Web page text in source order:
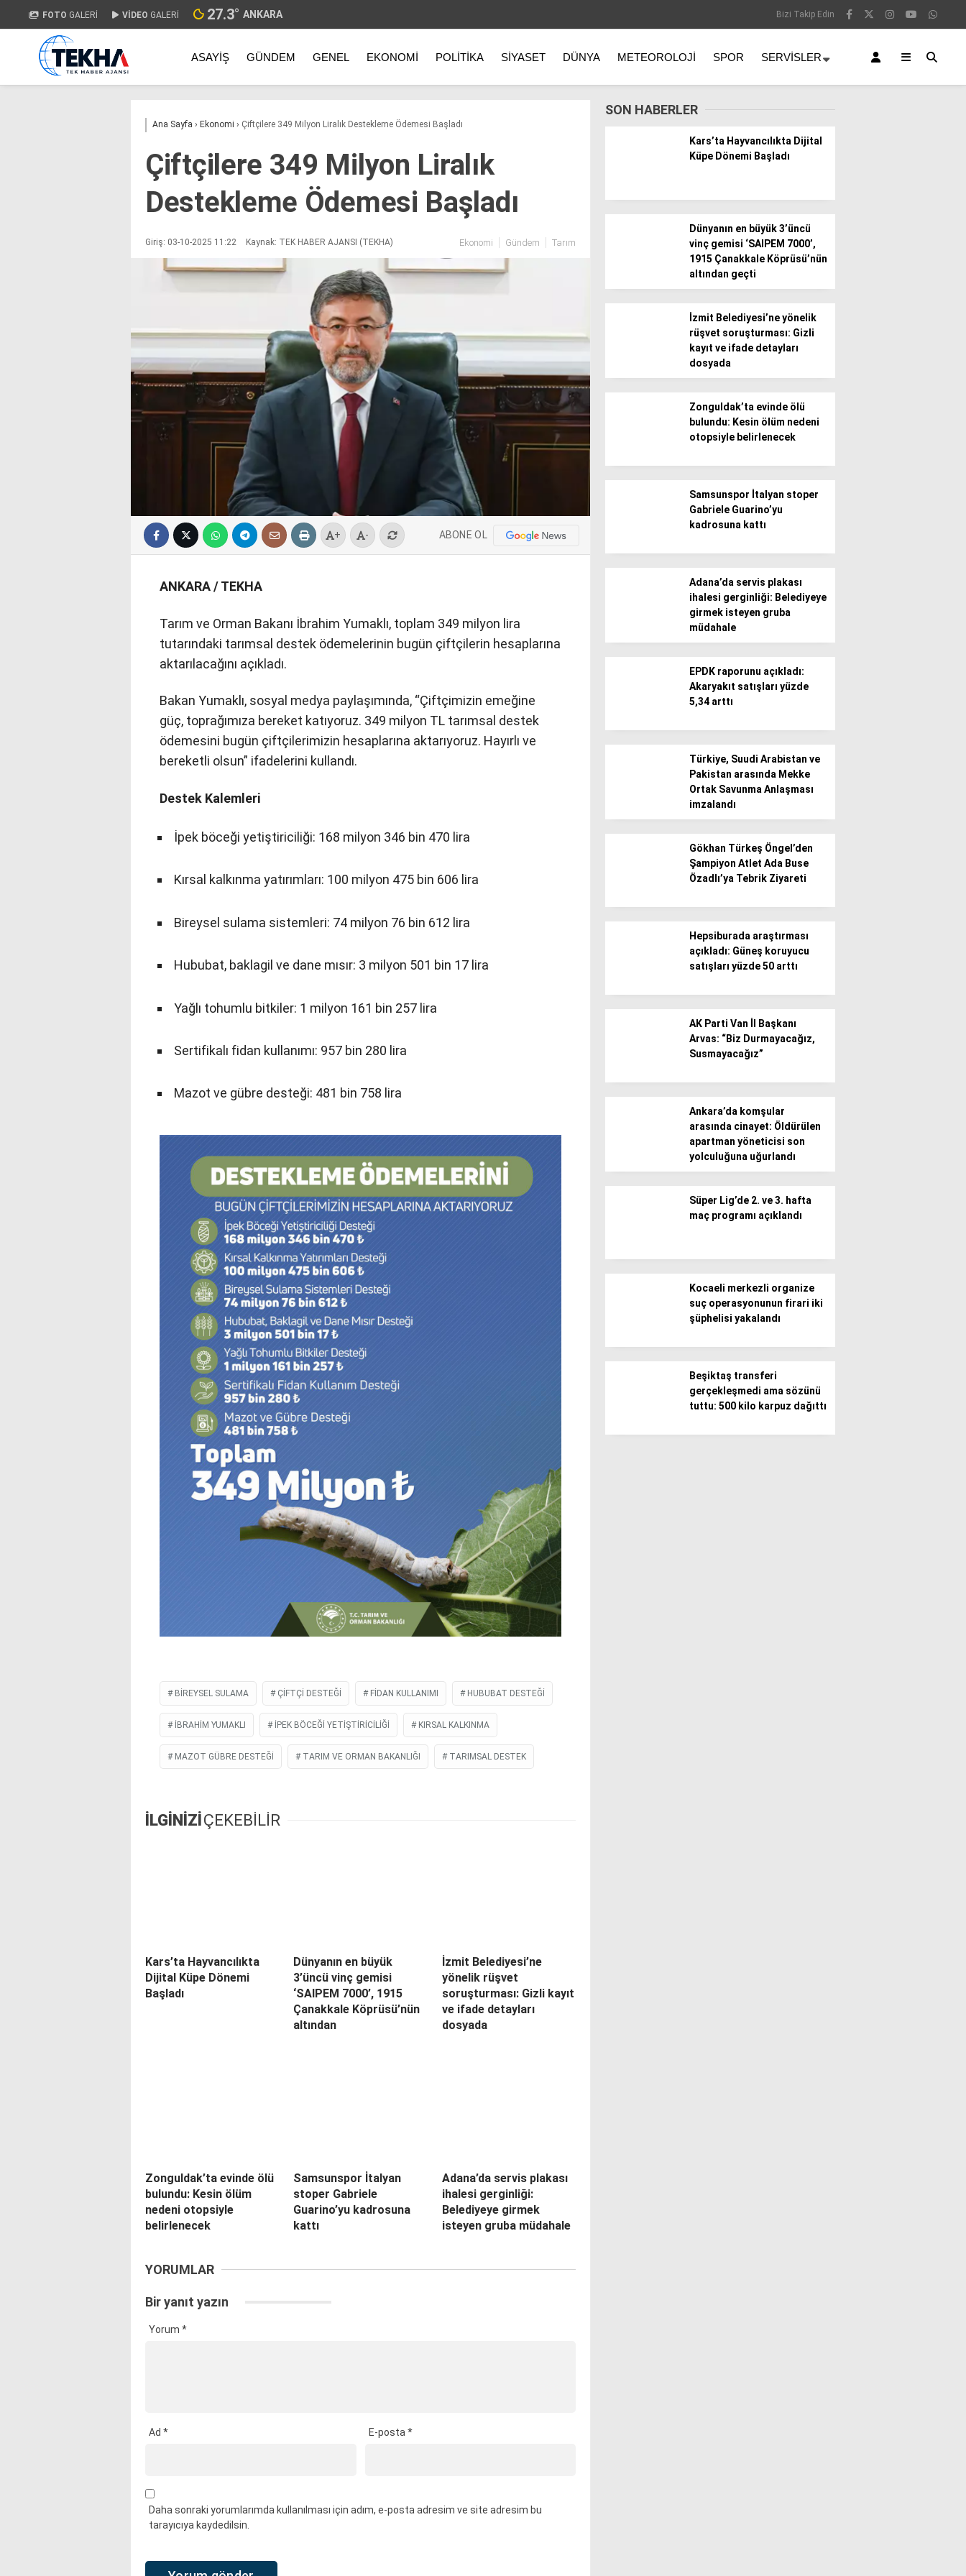
Politika / Siyaset
Magazin
FOTO GALERİ VİDEO GALERİ 27.3° ANKARA Bizi Takip Edin
ASAYIŞ GÜNDEM GENEL EKONOMI POLITIKA SIYASET DÜNYA METEOROLOJI SPOR SERVISLER
Ana Sayfa › Ekonomi › Çiftçilere 349 Milyon Liralık Destekleme Ödemesi Başladı
Çiftçilere 349 Milyon Liralık
Destekleme Ödemesi Başladı
Giriş: 03-10-2025 11:22 Kaynak: TEK HABER AJANSI (TEKHA) Ekonomi Gündem Tarım
+ - ABONE OL
ANKARA / TEKHA
Tarım ve Orman Bakanı İbrahim Yumaklı, toplam 349 milyon lira
tutarındaki tarımsal destek ödemelerinin bugün çiftçilerin hesaplarına
aktarılacağını açıkladı.
Bakan Yumaklı, sosyal medya paylaşımında, “Çiftçimizin emeğine
güç, toprağımıza bereket katıyoruz. 349 milyon TL tarımsal destek
ödemesini bugün çiftçilerimizin hesaplarına aktarıyoruz. Hayırlı ve
bereketli olsun” ifadelerini kullandı.
Destek Kalemleri
İpek böceği yetiştiriciliği: 168 milyon 346 bin 470 lira
Kırsal kalkınma yatırımları: 100 milyon 475 bin 606 lira
Bireysel sulama sistemleri: 74 milyon 76 bin 612 lira
Hububat, baklagil ve dane mısır: 3 milyon 501 bin 17 lira
Yağlı tohumlu bitkiler: 1 milyon 161 bin 257 lira
Sertifikalı fidan kullanımı: 957 bin 280 lira
Mazot ve gübre desteği: 481 bin 758 lira
BIREYSEL SULAMA ÇIFTÇI DESTEĞI FIDAN KULLANIMI HUBUBAT DESTEĞİ
İBRAHİM YUMAKLI IPEK BÖCEĞI YETIŞTIRICILIĞI KIRSAL KALKINMA
MAZOT GÜBRE DESTEĞI TARIM VE ORMAN BAKANLIĞI TARIMSAL DESTEK
İLGİNİZİÇEKEBİLİR
Kars’ta Hayvancılıkta
Dijital Küpe Dönemi
Başladı
Dünyanın en büyük
3’üncü vinç gemisi
‘SAIPEM 7000’, 1915
Çanakkale Köprüsü’nün
altından
İzmit Belediyesi’ne
yönelik rüşvet
soruşturması: Gizli kayıt
ve ifade detayları
dosyada
Zonguldak’ta evinde ölü
bulundu: Kesin ölüm
nedeni otopsiyle
belirlenecek
Samsunspor İtalyan
stoper Gabriele
Guarino’yu kadrosuna
kattı
Adana’da servis plakası
ihalesi gerginliği:
Belediyeye girmek
isteyen gruba müdahale
YORUMLAR
Bir yanıt yazın
Yorum *
Ad * E-posta *
Daha sonraki yorumlarımda kullanılması için adım, e-posta adresim ve site adresim bu
tarayıcıya kaydedilsin.
SON HABERLER
Kars’ta Hayvancılıkta Dijital
Küpe Dönemi Başladı
Dünyanın en büyük 3’üncü
vinç gemisi ‘SAIPEM 7000’,
1915 Çanakkale Köprüsü’nün
altından geçti
İzmit Belediyesi’ne yönelik
rüşvet soruşturması: Gizli
kayıt ve ifade detayları
dosyada
Zonguldak’ta evinde ölü
bulundu: Kesin ölüm nedeni
otopsiyle belirlenecek
Samsunspor İtalyan stoper
Gabriele Guarino’yu
kadrosuna kattı
Adana’da servis plakası
ihalesi gerginliği: Belediyeye
girmek isteyen gruba
müdahale
EPDK raporunu açıkladı:
Akaryakıt satışları yüzde
5,34 arttı
Türkiye, Suudi Arabistan ve
Pakistan arasında Mekke
Ortak Savunma Anlaşması
imzalandı
Gökhan Türkeş Öngel’den
Şampiyon Atlet Ada Buse
Özadlı’ya Tebrik Ziyareti
Hepsiburada araştırması
açıkladı: Güneş koruyucu
satışları yüzde 50 arttı
AK Parti Van İl Başkanı
Arvas: “Biz Durmayacağız,
Susmayacağız”
Ankara’da komşular
arasında cinayet: Öldürülen
apartman yöneticisi son
yolculuğuna uğurlandı
Süper Lig’de 2. ve 3. hafta
maç programı açıklandı
Kocaeli merkezli organize
suç operasyonunun firari iki
şüphelisi yakalandı
Beşiktaş transferi
gerçekleşmedi ama sözünü
tuttu: 500 kilo karpuz dağıttı